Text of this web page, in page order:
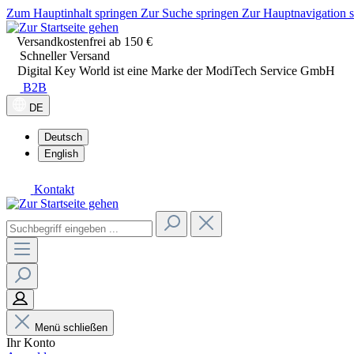
Zum Hauptinhalt springen Zur Suche springen Zur Hauptnavigation
Versandkostenfrei ab 150 €
Schneller Versand
Digital Key World ist eine Marke der ModiTech Service GmbH
B2B
DE
Deutsch
English
Kontakt
Menü schließen
Ihr Konto